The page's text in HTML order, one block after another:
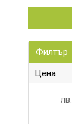
Филтър
Цена
лв.